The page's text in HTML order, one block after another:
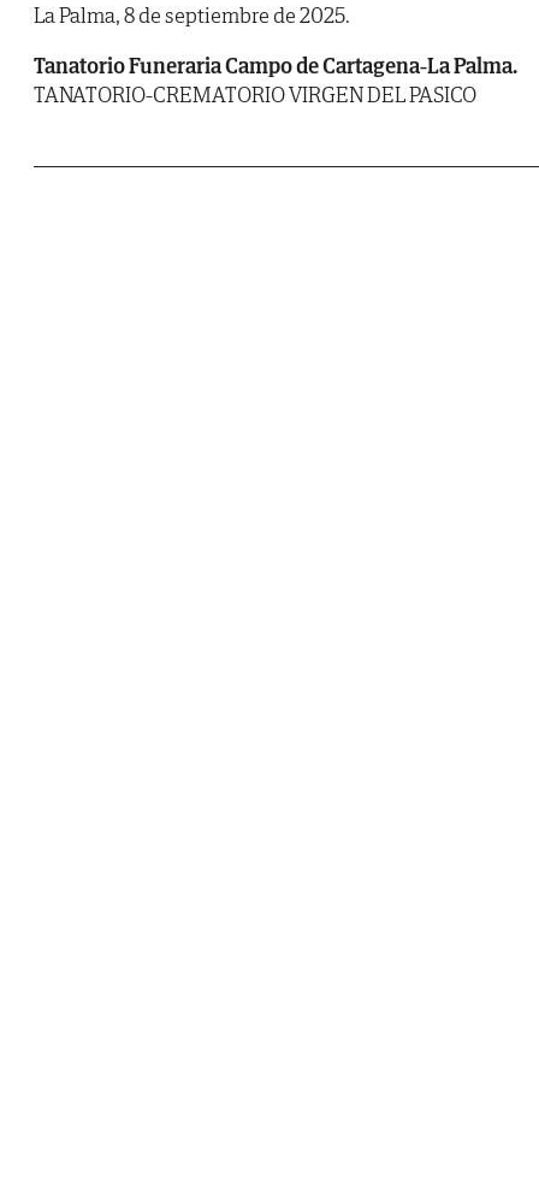
La Palma, 8 de septiembre de 2025.
Tanatorio Funeraria Campo de Cartagena-La Palma.
TANATORIO-CREMATORIO VIRGEN DEL PASICO